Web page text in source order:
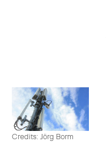
Credits: Jörg Borm